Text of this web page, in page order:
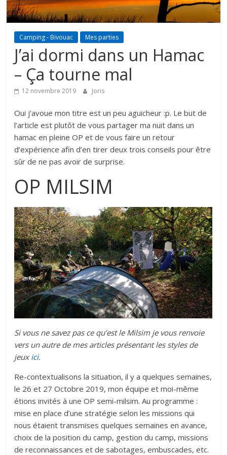
Camping - Bivouac Mes parties
J’ai dormi dans un Hamac
– Ça tourne mal
12 novembre 2019 Joris
Oui j’avoue mon titre est un peu aguicheur :p. Le but de
l’article est plutôt de vous partager ma nuit dans un
hamac en pleine OP et de vous faire un retour
d’expérience afin d’en tirer deux trois conseils pour être
sûr de ne pas avoir de surprise.
OP MILSIM
Si vous ne savez pas ce qu’est le Milsim je vous renvoie
vers un autre de mes articles présentant les styles de
jeux ici.
Re-contextualisons la situation, il y a quelques semaines,
le 26 et 27 Octobre 2019, mon équipe et moi-même
étions invités à une OP semi-milsim. Au programme :
mise en place d’une stratégie selon les missions qui
nous étaient transmises quelques semaines en avance,
choix de la position du camp, gestion du camp, missions
de reconnaissances et de sabotages, embuscades, etc.